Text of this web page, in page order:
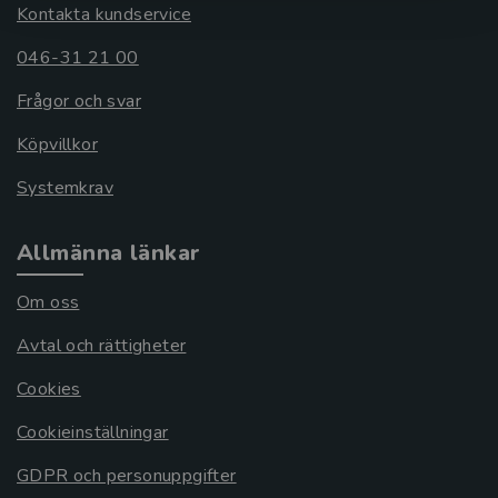
Kontakta kundservice
046-31 21 00
Frågor och svar
Köpvillkor
Systemkrav
Allmänna länkar
Om oss
Avtal och rättigheter
Cookies
Cookieinställningar
GDPR och personuppgifter